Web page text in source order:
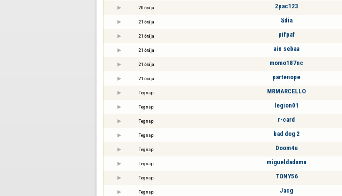
20 órája 2pac123
21 órája ädia
21 órája pifpaf
21 órája ain sebaa
21 órája momo187nc
21 órája partenope
Tegnap MRMARCELLO
Tegnap legion01
Tegnap r-card
Tegnap bad dog 2
Tegnap Doom4u
Tegnap migueldadama
Tegnap TONY56
Tegnap Jacg